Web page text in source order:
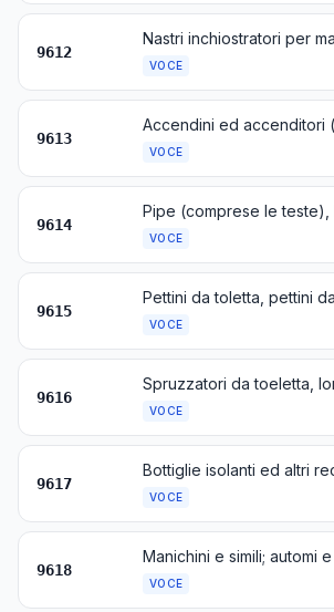
9612
VOCE
9613
VOCE
9614
VOCE
9615
VOCE
9616
VOCE
9617
VOCE
9618
VOCE